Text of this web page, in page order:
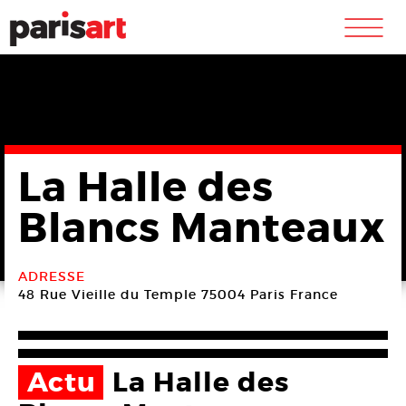
m
La Halle des
Blancs Manteaux
ADRESSE
48 Rue Vieille du Temple 75004 Paris France
Actu
La Halle des